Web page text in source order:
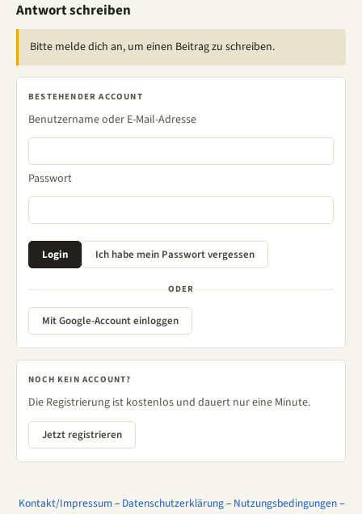
Antwort schreiben
Bitte melde dich an, um einen Beitrag zu schreiben.
BESTEHENDER ACCOUNT
Benutzername oder E-Mail-Adresse
Passwort
ODER
Mit Google-Account einloggen
NOCH KEIN ACCOUNT?
Die Registrierung ist kostenlos und dauert nur eine Minute.
Jetzt registrieren
Kontakt/Impressum– Datenschutzerklärung– Nutzungsbedingungen–